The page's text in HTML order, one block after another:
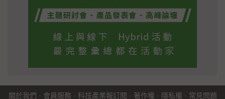
關於我們 · 會員服務 · 科技產業報訂閱 · 著作權 · 隱私權 · 常見問題